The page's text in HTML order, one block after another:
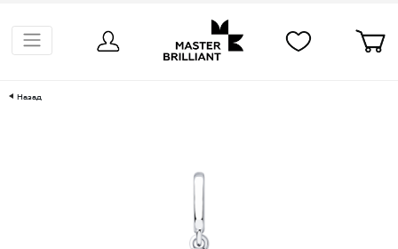
Назад